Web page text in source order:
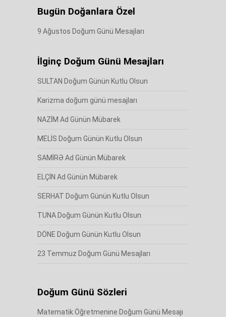
Bugün Doğanlara Özel
9 Ağustos Doğum Günü Mesajları
İlginç Doğum Günü Mesajları
SULTAN Doğum Günün Kutlu Olsun
Karizma doğum günü mesajları
NAZİM Ad Günün Mübarek
MELİS Doğum Günün Kutlu Olsun
SAMİRƏ Ad Günün Mübarek
ELÇİN Ad Günün Mübarek
SERHAT Doğum Günün Kutlu Olsun
TUNA Doğum Günün Kutlu Olsun
DÖNE Doğum Günün Kutlu Olsun
23 Temmuz Doğum Günü Mesajları
Doğum Günü Sözleri
Matematik Öğretmenine Doğum Günü Mesajı